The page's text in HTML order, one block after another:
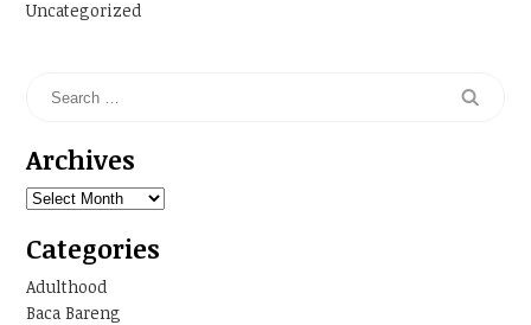
Uncategorized
Archives
Archives
Categories
Adulthood
Baca Bareng